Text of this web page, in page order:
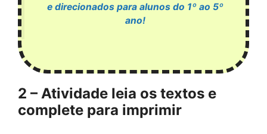
e direcionados para alunos do 1º ao 5º
ano!
2 – Atividade leia os textos e
complete para imprimir